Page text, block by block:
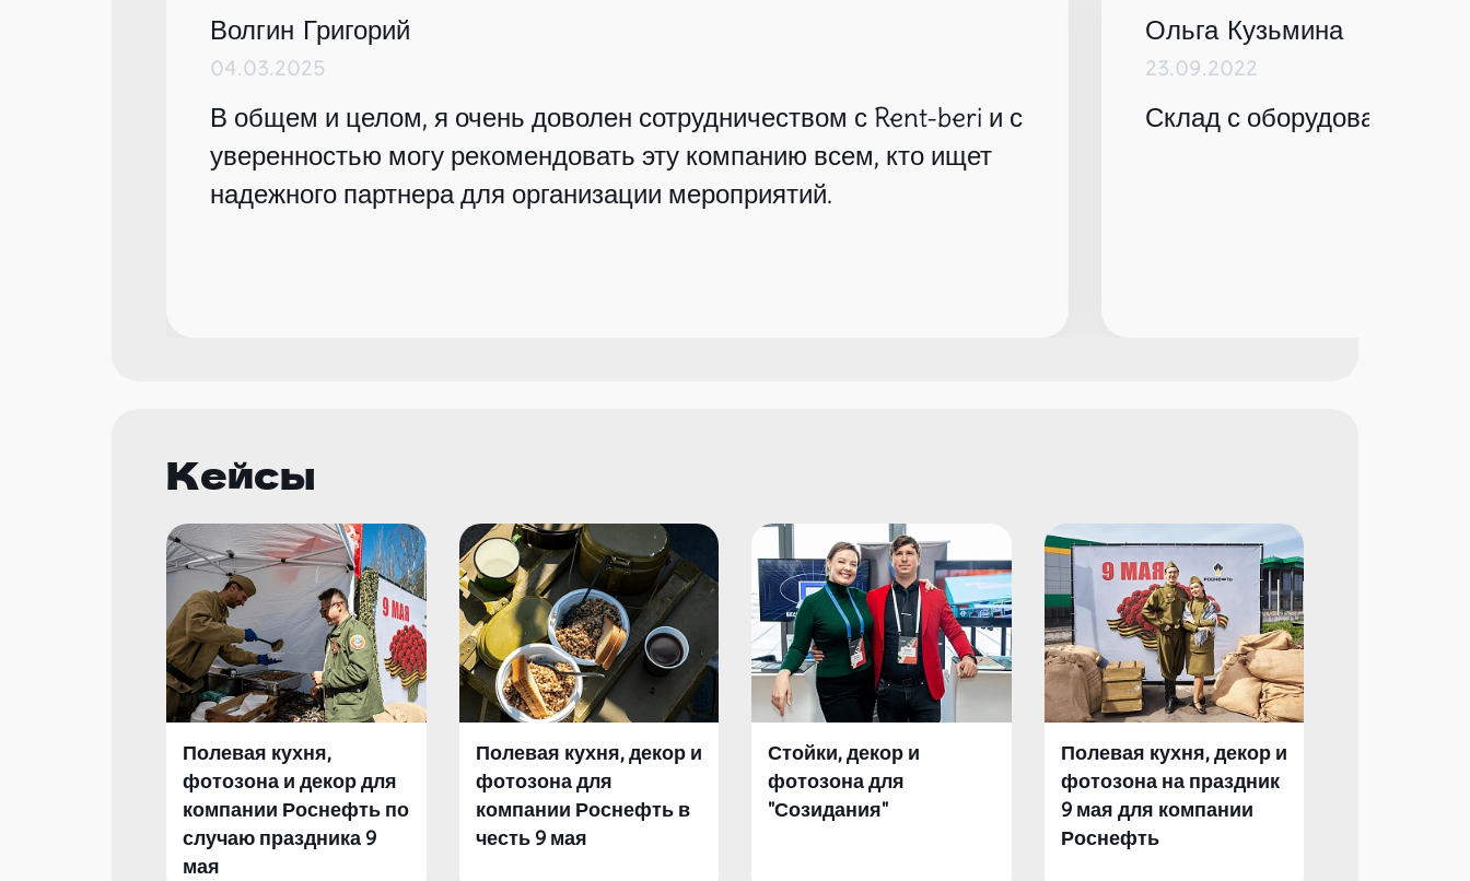
Волгин Григорий
04.03.2025
В общем и целом, я очень доволен сотрудничеством с Rent-beri и с
уверенностью могу рекомендовать эту компанию всем, кто ищет
надежного партнера для организации мероприятий.
Ольга Кузьмина
23.09.2022
Склад с оборудованием
Кейсы
Полевая кухня,
фотозона и декор для
компании Роснефть по
случаю праздника 9
мая
Полевая кухня, декор и
фотозона для
компании Роснефть в
честь 9 мая
Стойки, декор и
фотозона для
"Созидания"
Полевая кухня, декор и
фотозона на праздник
9 мая для компании
Роснефть